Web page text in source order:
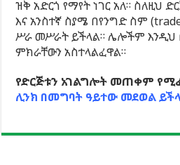
ዝቅ አድርጎ የማየት ነገር አለ። ስለዚህ
እና አንስተኛ ስያሜ በየንግድ ስም
ሥራ መሥራት ይችላል። ሌሎችም እንዲህ
ምክራቸውን አስተላልፈዋል።
የድርጅቱን አገልግሎት መጠቀም
ሊንክ በመግባት ዓይተው መደወል